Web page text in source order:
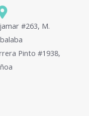
#263, M.
Pinto #1938,